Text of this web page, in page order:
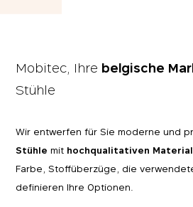
Mobitec, Ihre belgische
Stühle
Wir entwerfen für Sie moderne und
Stühle mit hochqualitativen
Farbe, Stoffüberzüge, die
definieren Ihre Optionen.